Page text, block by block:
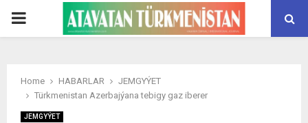
PRIMARY
Home HABARLAR
JEMGYÝET
Türkmenistan Azerbajýana tebigy gaz iberer
JEMGYÝET